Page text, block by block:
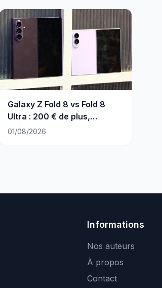
Galaxy Z Fold 8 vs Fold 8
Ultra : 200 € de plus,
vraiment utile ?
01/08/2026
Informations
Nos auteurs
À propos
Contact